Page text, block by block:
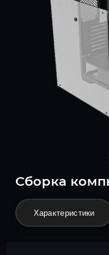
Cборка
Характеристики